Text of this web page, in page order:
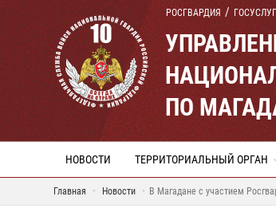
РОСГВАРДИЯ
ПО
НОВОСТИ ТЕРРИТОРИАЛЬНЫЙ ОРГАН
Главная Новости В Магадане с участием